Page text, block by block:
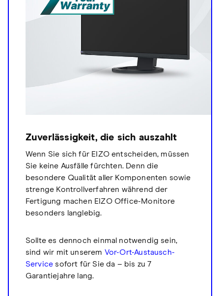
Zuverlässigkeit, die sich auszahlt
Wenn Sie sich für EIZO entscheiden, müssen
Sie keine Ausfälle fürchten. Denn die
besondere Qualität aller Komponenten sowie
strenge Kontrollverfahren während der
Fertigung machen EIZO Office-Monitore
besonders langlebig.
Sollte es dennoch einmal notwendig sein,
sind wir mit unserem Vor-Ort-Austausch-
Service sofort für Sie da – bis zu 7
Garantiejahre lang.